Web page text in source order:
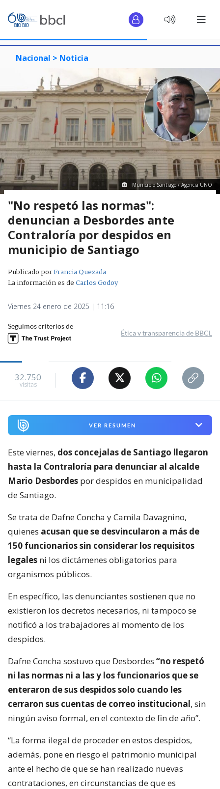
Nacional > Noticia
Municipio Santiago / Agencia UNO
"No respetó las normas":
denuncian a Desbordes ante
Contraloría por despidos en
municipio de Santiago
Publicado porFrancia Quezada
La información es deCarlos Godoy
Viernes 24 enero de 2025 | 11:16
Seguimos criterios de
Ética y transparencia de BBCL
32.750
visitas
VER RESUMEN
Este viernes, dos concejalas de Santiago llegaron
hasta la Contraloría para denunciar al alcalde
Mario Desbordes por despidos en municipalidad
de Santiago.
Se trata de Dafne Concha y Camila Davagnino,
quienes acusan que se desvincularon a más de
150 funcionarios sin considerar los requisitos
legales ni los dictámenes obligatorios para
organismos públicos.
En específico, las denunciantes sostienen que no
existieron los decretos necesarios, ni tampoco se
notificó a los trabajadores al momento de los
despidos.
Dafne Concha sostuvo que Desbordes “no respetó
ni las normas ni a las y los funcionarios que se
enteraron de sus despidos solo cuando les
cerraron sus cuentas de correo institucional, sin
ningún aviso formal, en el contexto de fin de año”.
“La forma ilegal de proceder en estos despidos,
además, pone en riesgo el patrimonio municipal
ante el hecho de que se han realizado nuevas
contrataciones, en circunstancias de que es